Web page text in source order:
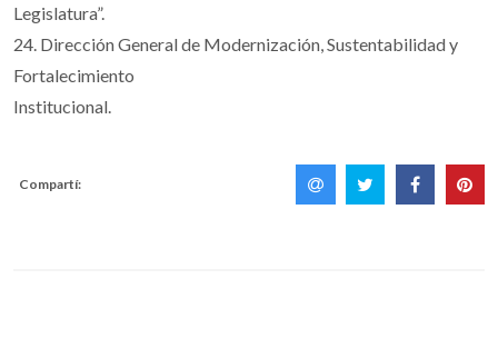
Legislatura”.
24. Dirección General de Modernización, Sustentabilidad y
Fortalecimiento
Institucional.
Compartí: